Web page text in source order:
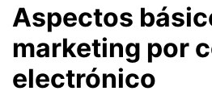
Aspectos
marketing por
electrónico